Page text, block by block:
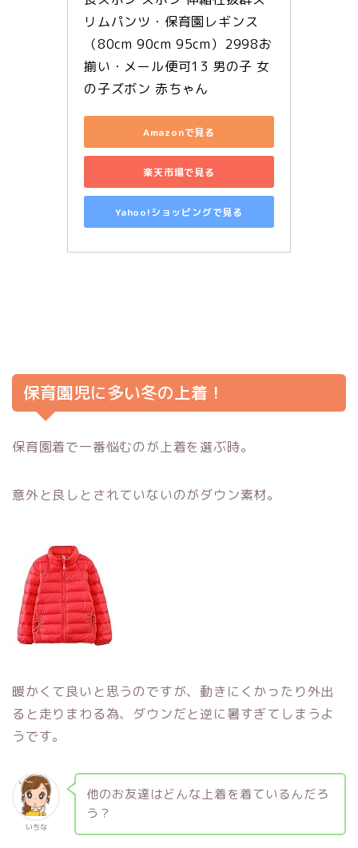
リムパンツ・保育園レギンス
（80cm 90cm 95cm）2998お
揃い・メール便可13 男の子 女
の子ズボン 赤ちゃん
Amazonで見る
楽天市場で見る
Yahoo!ショッピングで見る
保育園児に多い冬の上着！
保育園着で一番悩むのが上着を選ぶ時。
意外と良しとされていないのがダウン素材。
暖かくて良いと思うのですが、動きにくかったり外出
ると走りまわる為、ダウンだと逆に暑すぎてしまうよ
うです。
いちな
他のお友達はどんな上着を着ているんだろ
う？